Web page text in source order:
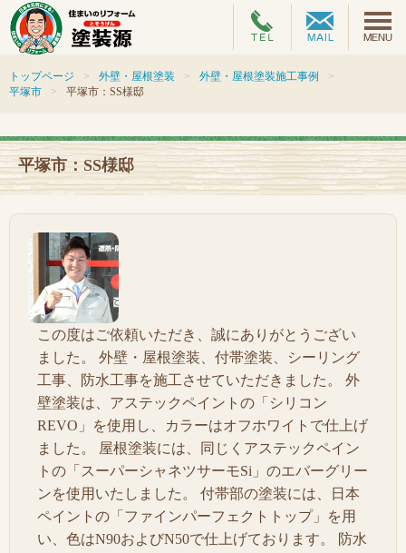
トップページ 外壁・屋根塗装
外壁・屋根塗装施工事例
平塚市
平塚市：SS様邸
平塚市：SS様邸
この度はご依頼いただき、誠にありがとうござい
ました。 外壁・屋根塗装、付帯塗装、シーリング
工事、防水工事を施工させていただきました。 外
壁塗装は、アステックペイントの「シリコン
REVO」を使用し、カラーはオフホワイトで仕上げ
ました。 屋根塗装には、同じくアステックペイン
トの「スーパーシャネツサーモSi」のエバーグリー
ンを使用いたしました。 付帯部の塗装には、日本
ペイントの「ファインパーフェクトトップ」を用
い、色はN90およびN50で仕上げております。 防水